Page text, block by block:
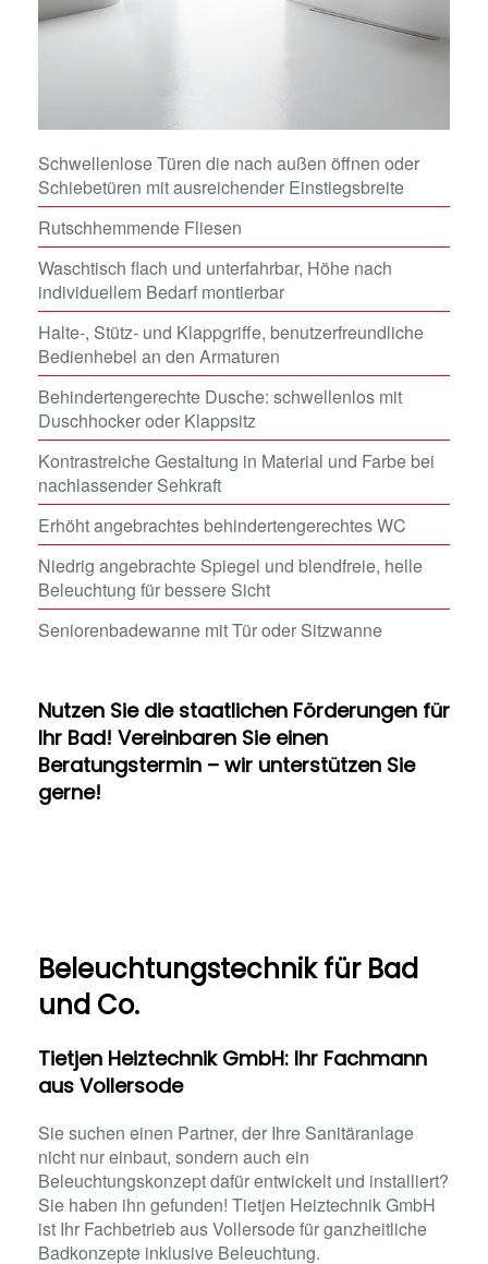
Schwellenlose Türen die nach außen öffnen oder
Schiebetüren mit ausreichender Einstiegsbreite
Rutschhemmende Fliesen
Waschtisch flach und unterfahrbar, Höhe nach
individuellem Bedarf montierbar
Halte-, Stütz- und Klappgriffe, benutzerfreundliche
Bedienhebel an den Armaturen
Behindertengerechte Dusche: schwellenlos mit
Duschhocker oder Klappsitz
Kontrastreiche Gestaltung in Material und Farbe bei
nachlassender Sehkraft
Erhöht angebrachtes behindertengerechtes WC
Niedrig angebrachte Spiegel und blendfreie, helle
Beleuchtung für bessere Sicht
Seniorenbadewanne mit Tür oder Sitzwanne
Nutzen Sie die staatlichen Förderungen für
Ihr Bad! Vereinbaren Sie einen
Beratungstermin – wir unterstützen Sie
gerne!
Beleuchtungstechnik für Bad
und Co.
Tietjen Heiztechnik GmbH: Ihr Fachmann
aus Vollersode
Sie suchen einen Partner, der Ihre Sanitäranlage
nicht nur einbaut, sondern auch ein
Beleuchtungskonzept dafür entwickelt und installiert?
Sie haben ihn gefunden! Tietjen Heiztechnik GmbH
ist Ihr Fachbetrieb aus Vollersode für ganzheitliche
Badkonzepte inklusive Beleuchtung.